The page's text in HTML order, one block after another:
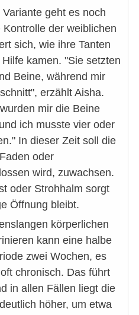
geht es noch
der weiblichen
sich, wie ihre Tanten
kamen. "Sie setzten
Beine, während mir
erzählt Aisha.
mir die Beine
ich musste vier oder
In dieser Zeit soll die
oder
wird, zuwachsen.
oder Strohhalm sorgt
Öffnung bleibt.
körperlichen
kann eine halbe
zwei Wochen, es
chronisch. Das führt
in allen Fällen liegt die
höher, um etwa